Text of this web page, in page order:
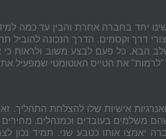
יחד בחברה אחרת והבין עד כמה
דרך וקסמים. הדרך הנכונה להוביל
הבא. כל פעם לבצע משוב ולראות כי
"לרמות" את הטייס האוטומטי שמפעיל
אישיות שלו להצלחת התהליך.
משלמים בעובדים וכמנהלים. מחירים
יאמצו אותו כטבע שני. תמיד נכון